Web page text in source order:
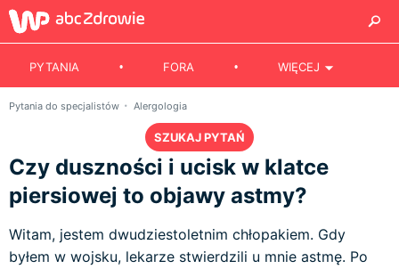
PYTANIA FORA WIĘCEJ
Pytania do specjalistów Alergologia
SZUKAJ PYTAŃ
Czy duszności i ucisk w klatce
piersiowej to objawy astmy?
Witam, jestem dwudziestoletnim chłopakiem. Gdy
byłem w wojsku, lekarze stwierdzili u mnie astmę. Po